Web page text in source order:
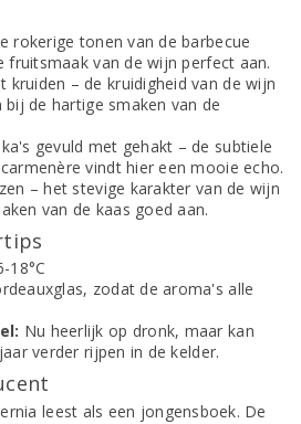
rokerige tonen van de barbecue
fruitsmaak van de wijn perfect aan.
– de kruidigheid van de wijn
de hartige smaken van de
gevuld met gehakt – de subtiele
vindt hier een mooie echo.
– het stevige karakter van de wijn
van de kaas goed aan.
18°C
zodat de aroma's alle
Nu heerlijk op dronk, maar kan
verder rijpen in de kelder.
leest als een jongensboek. De